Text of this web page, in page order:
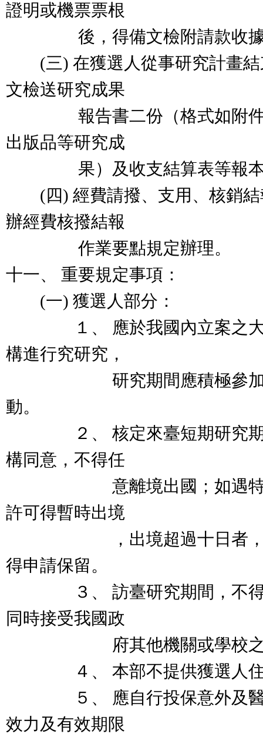
證明或機票票根
後，得備文檢附請款收據
(三) 在獲選人從事研究計畫結
文檢送研究成果
報告書二份（格式如附件
出版品等研究成
果）及收支結算表等報本
(四) 經費請撥、支用、核銷結
辦經費核撥結報
作業要點規定辦理。
十一、 重要規定事項：
(一) 獲選人部分：
１、 應於我國內立案之大
構進行究研究，
研究期間應積極參加我
動。
２、 核定來臺短期研究期
構同意，不得任
意離境出國；如遇特殊
許可得暫時出境
，出境超過十日者，停
得申請保留。
３、 訪臺研究期間，不得
同時接受我國政
府其他機關或學校之
４、 本部不提供獲選人住
５、 應自行投保意外及醫
效力及有效期限